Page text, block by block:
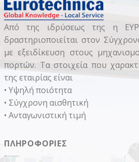
Από της ιδρύσεως της η
δραστηριοποιείται στον
με εξειδίκευση στους
πορτών. Τα στοιχεία που
της εταιρίας είναι
• Υψηλή ποιότητα
• Σύγχρονη αισθητική
• Ανταγωνιστική τιμή
ΠΛΗΡΟΦΟΡΊΕΣ